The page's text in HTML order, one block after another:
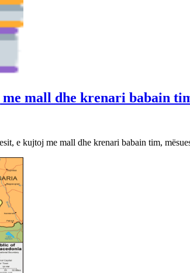
mall dhe krenari babain
e kujtoj me mall dhe krenari babain tim,